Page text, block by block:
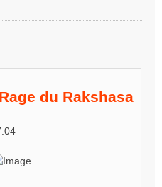
du Rakshasa